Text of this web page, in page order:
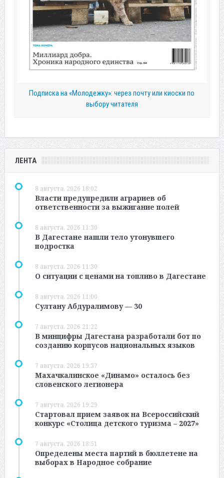
Подписка на «Молодежку»: через почту или киоски по
выбору читателя
ЛЕНТА
8 августа, 2026 18:02
Власти предупредили аграриев об
ответственности за выжигание полей
8 августа, 2026 11:30
В Дагестане нашли тело утонувшего
подростка
8 августа, 2026 11:30
О ситуации с ценами на топливо в Дагестане
8 августа, 2026 11:00
Султану Абдуралимову — 30
7 августа, 2026 21:22
В минцифры Дагестана разработали бот по
созданию корпусов национальных языков
7 августа, 2026 19:37
Махачкалинское «Динамо» осталось без
словенского легионера
7 августа, 2026 19:29
Стартовал прием заявок на Всероссийский
конкурс «Столица детского туризма – 2027»
7 августа, 2026 18:51
Определены места партий в бюллетене на
выборах в Народное собрание